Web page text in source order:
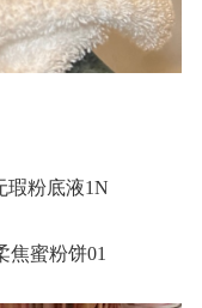
瑕粉底液1N
焦蜜粉饼01